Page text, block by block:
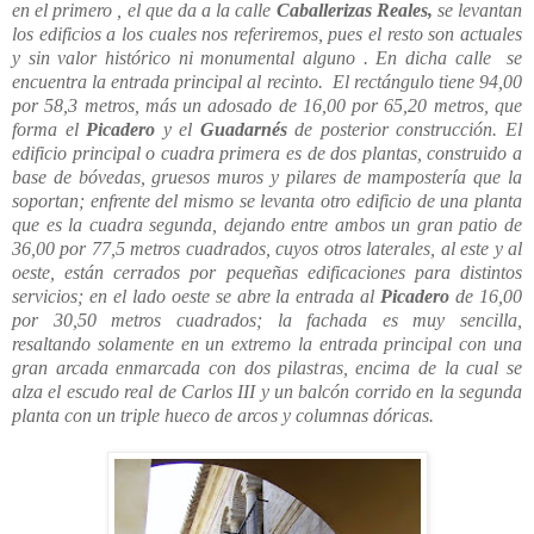
en el primero , el que da a la calle Caballerizas Reales, se levantan
los edificios a los cuales nos referiremos, pues el resto son actuales
y sin valor histórico ni monumental alguno . En dicha calle se
encuentra la entrada principal al recinto. El rectángulo tiene 94,00
por 58,3 metros, más un adosado de 16,00 por 65,20 metros, que
forma el Picadero y el Guadarnésde posterior construcción. El
edificio principal o cuadra primera es de dos plantas, construido a
base de bóvedas, gruesos muros y pilares de mampostería que la
soportan; enfrente del mismo se levanta otro edificio de una planta
que es la cuadra segunda, dejando entre ambos un gran patio de
36,00 por 77,5 metros cuadrados, cuyos otros laterales, al este y al
oeste, están cerrados por pequeñas edificaciones para distintos
servicios; en el lado oeste se abre la entrada al Picadero de 16,00
por 30,50 metros cuadrados; la fachada es muy sencilla,
resaltando solamente en un extremo la entrada principal con una
gran arcada enmarcada con dos pilastras, encima de la cual se
alza el escudo real de Carlos III y un balcón corrido en la segunda
planta con un triple hueco de arcos y columnas dóricas.